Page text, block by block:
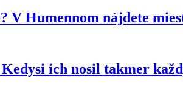
V Humennom nájdete
ich nosil takmer